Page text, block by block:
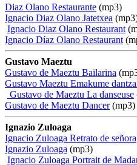
Diaz Olano Restaurante (mp3)
Ignacio Diaz Olano Jatetxea
Ignacio Diaz Olano Restaurant
Ignacio Díaz Olano Restaurant
Gustavo Maeztu
Gustavo de Maeztu Bailarina
Gustavo Maeztu Emakume
Gustavo de Maeztu La danseuse
Gustavo de Maeztu Dancer(mp3)
Ignazio Zuloaga
Ignacio Zuloaga Retrato de señora
Ignazio Zuloaga (mp3)
Ignacio Zuloaga Portrait de